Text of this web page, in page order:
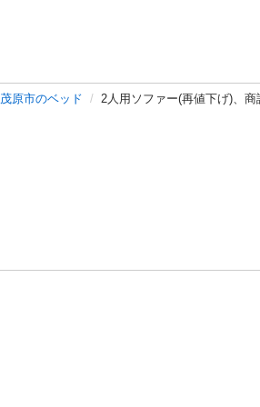
茂原市のベッド 2人用ソファー(再値下げ)、商